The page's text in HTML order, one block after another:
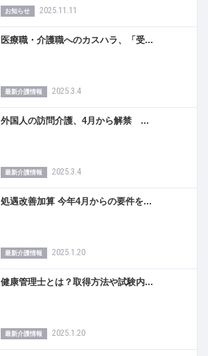
お知らせ 2025.11.11
医療職・介護職へのカスハラ、「受...
最新介護情報 2025.3.4
外国人の訪問介護、4月から解禁 ...
最新介護情報 2025.3.4
処遇改善加算 今年4月からの要件を...
最新介護情報 2025.1.20
健康管理士とは？取得方法や試験内...
最新介護情報 2025.1.20